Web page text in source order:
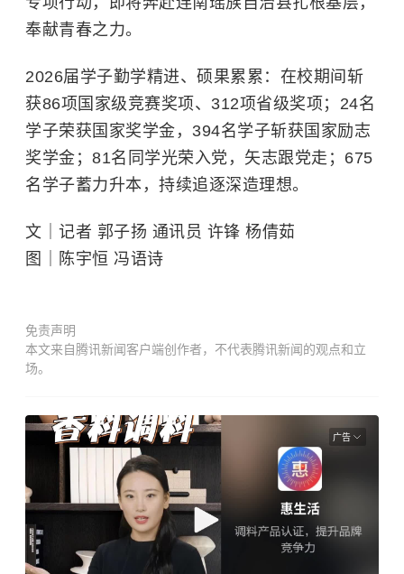
奉献青春之力。
2026届学子勤学精进、硕果累累：在校期间斩
获86项国家级竞赛奖项、312项省级奖项；24名
学子荣获 国家奖学金 ，394名学子斩获 国家励志
奖学金 ；81名同学光荣入党，矢志跟党走；675
名学子蓄力升本，持续追逐深造理想。
文｜记者 郭子扬 通讯员 许锋 杨倩茹
图｜陈宇恒 冯语诗
免责声明
本文来自腾讯新闻客户端创作者，不代表腾讯新闻的观点和立
场。
广告